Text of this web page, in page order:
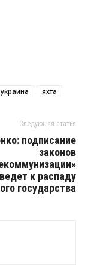
украина яхта
Следующая статья
подписание
законов
к распаду
государства